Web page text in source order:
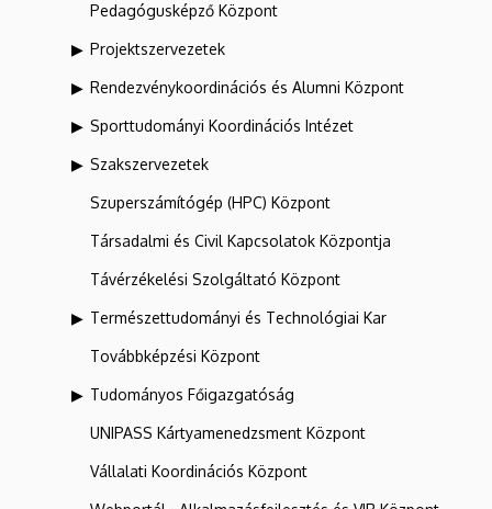
Pedagógusképző Központ
Projektszervezetek
Rendezvénykoordinációs és Alumni Központ
Sporttudományi Koordinációs Intézet
Szakszervezetek
Szuperszámítógép (HPC) Központ
Társadalmi és Civil Kapcsolatok Központja
Távérzékelési Szolgáltató Központ
Természettudományi és Technológiai Kar
Továbbképzési Központ
Tudományos Főigazgatóság
UNIPASS Kártyamenedzsment Központ
Vállalati Koordinációs Központ